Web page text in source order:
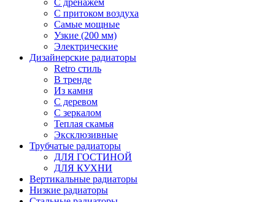
С притоком воздуха
Самые мощные
Узкие (200 мм)
Электрические
Дизайнерские радиаторы
Retro стиль
В тренде
Из камня
С деревом
С зеркалом
Теплая скамья
Эксклюзивные
Трубчатые радиаторы
ДЛЯ ГОСТИНОЙ
ДЛЯ КУХНИ
Вертикальные радиаторы
Низкие радиаторы